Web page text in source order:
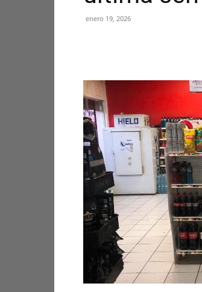
enero 19, 2026